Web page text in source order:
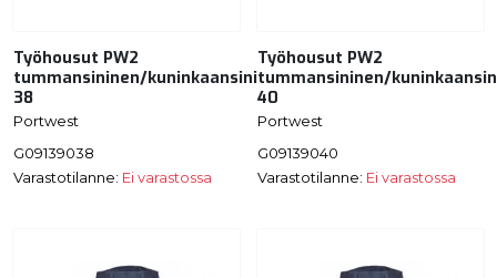
Työhousut PW2
tummansininen/kuninkaansininen
38
Portwest
G09139038
Varastotilanne: Ei varastossa
Työhousut PW2
tummansininen/
40
Portwest
G09139040
Varastotilanne: Ei varastossa